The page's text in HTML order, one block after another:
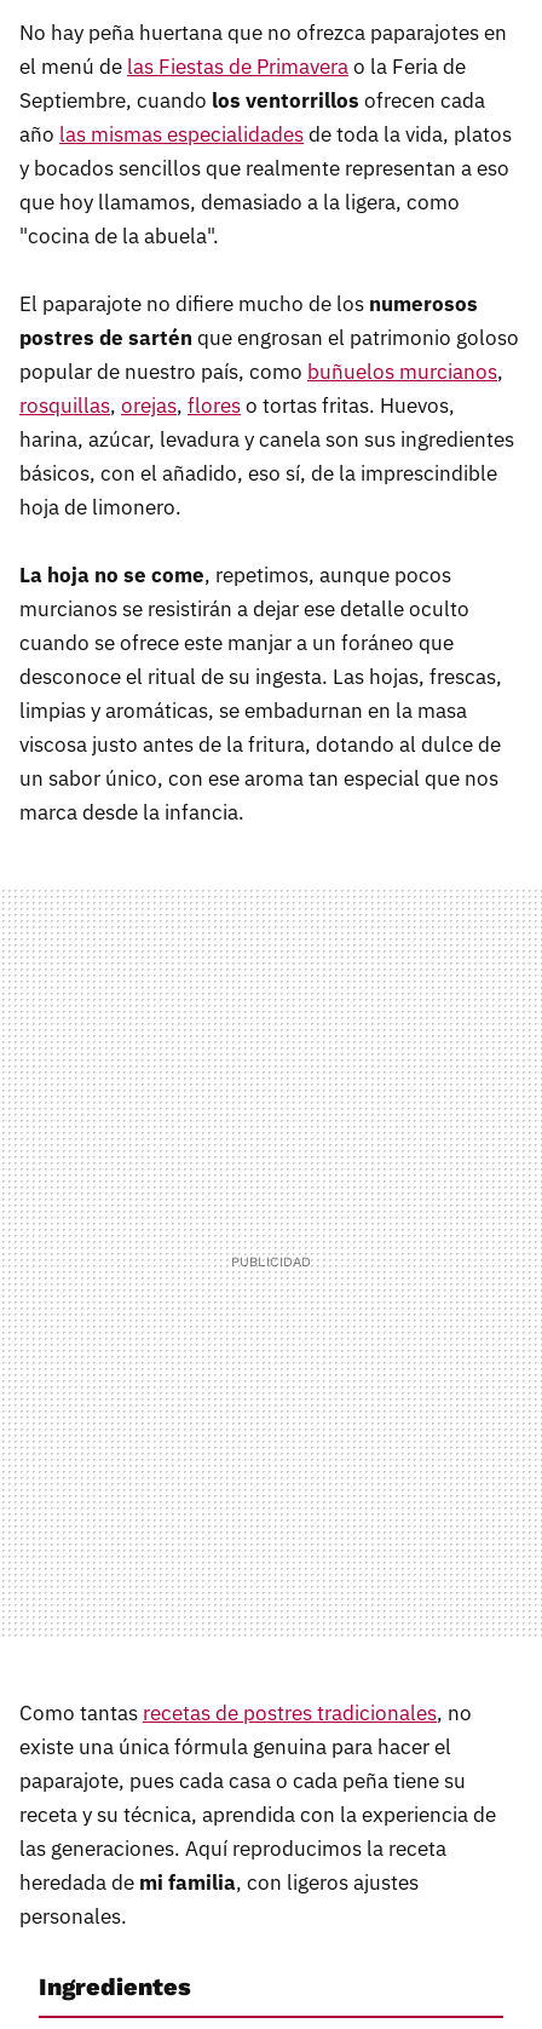
No hay peña huertana que no ofrezca paparajotes en
el menú de las Fiestas de Primaverao la Feria de
Septiembre, cuando los ventorrillos ofrecen cada
año las mismas especialidadesde toda la vida, platos
y bocados sencillos que realmente representan a eso
que hoy llamamos, demasiado a la ligera, como
"cocina de la abuela".
El paparajote no difiere mucho de los numerosos
postres de sartén que engrosan el patrimonio goloso
popular de nuestro país, como buñuelos murcianos,
rosquillas, orejas, floreso tortas fritas. Huevos,
harina, azúcar, levadura y canela son sus ingredientes
básicos, con el añadido, eso sí, de la imprescindible
hoja de limonero.
La hoja no se come, repetimos, aunque pocos
murcianos se resistirán a dejar ese detalle oculto
cuando se ofrece este manjar a un foráneo que
desconoce el ritual de su ingesta. Las hojas, frescas,
limpias y aromáticas, se embadurnan en la masa
viscosa justo antes de la fritura, dotando al dulce de
un sabor único, con ese aroma tan especial que nos
marca desde la infancia.
Como tantas recetas de postres tradicionales, no
existe una única fórmula genuina para hacer el
paparajote, pues cada casa o cada peña tiene su
receta y su técnica, aprendida con la experiencia de
las generaciones. Aquí reproducimos la receta
heredada de mi familia, con ligeros ajustes
personales.
Ingredientes